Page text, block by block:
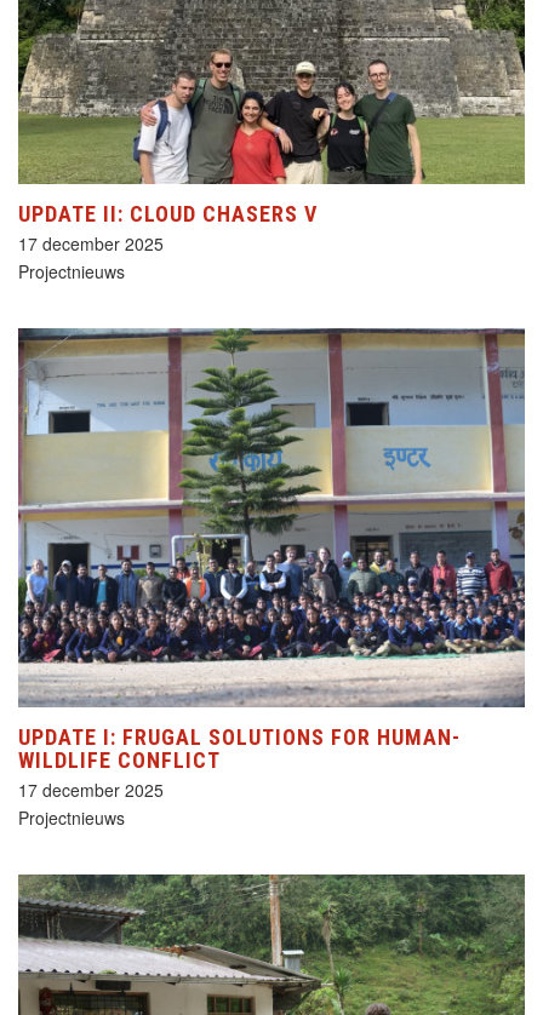
UPDATE II: CLOUD CHASERS V
17 december 2025
Projectnieuws
UPDATE I: FRUGAL SOLUTIONS FOR HUMAN-
WILDLIFE CONFLICT
17 december 2025
Projectnieuws